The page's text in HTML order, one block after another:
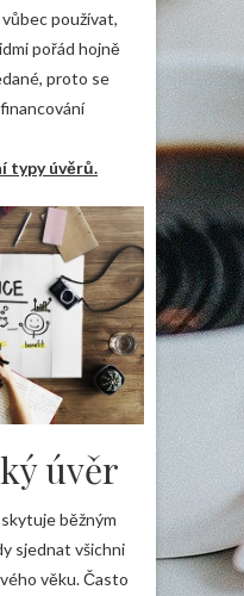
používat,
pořád hojně
proto se
typy úvěrů.
úvěr
běžným
sjednat všichni
věku. Často